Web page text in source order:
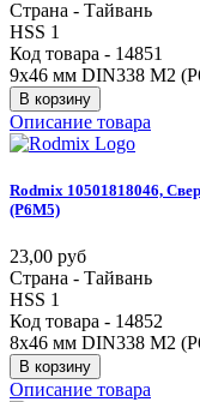
Страна - Тайвань
HSS 1
Код товара - 14851
9х46 мм DIN338 М2
В корзину
Описание товара
Rodmix 10501818046,
(Р6М5)
23,00 руб
Страна - Тайвань
HSS 1
Код товара - 14852
8х46 мм DIN338 М2
В корзину
Описание товара